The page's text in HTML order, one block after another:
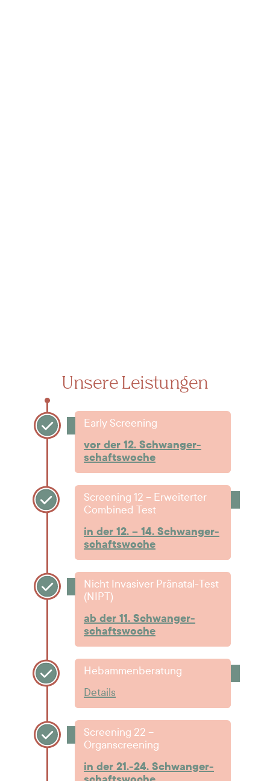
Unsere Leistungen
Early Screening
vor der 12. Schwanger­
schafts­woche
Screening 12 – Erweiterter
Combined Test
in der 12. – 14. Schwanger­
schafts­woche
Nicht Invasiver Pränatal-Test
(NIPT)
ab der 11. Schwanger­
schafts­woche
Hebammenberatung
Details
Screening 22 –
Organscreening
in der 21.-24. Schwanger­